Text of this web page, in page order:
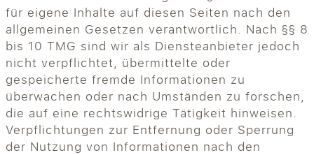
für eigene Inhalte auf diesen Seiten nach den
allgemeinen Gesetzen verantwortlich. Nach §§ 8
bis 10 TMG sind wir als Diensteanbieter jedoch
nicht verpflichtet, übermittelte oder
gespeicherte fremde Informationen zu
überwachen oder nach Umständen zu forschen,
die auf eine rechtswidrige Tätigkeit hinweisen.
Verpflichtungen zur Entfernung oder Sperrung
der Nutzung von Informationen nach den